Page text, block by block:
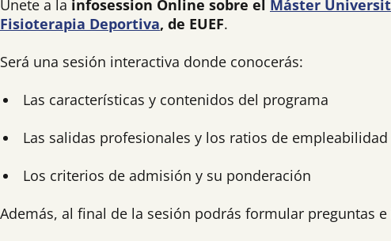
Únete a la infosession Online sobre el Máster
Fisioterapia Deportiva, de EUEF.
Será una sesión interactiva donde conocerás:
Las características y contenidos del programa
Las salidas profesionales y los ratios de empleabilidad
Los criterios de admisión y su ponderación
Además, al final de la sesión podrás formular preguntas